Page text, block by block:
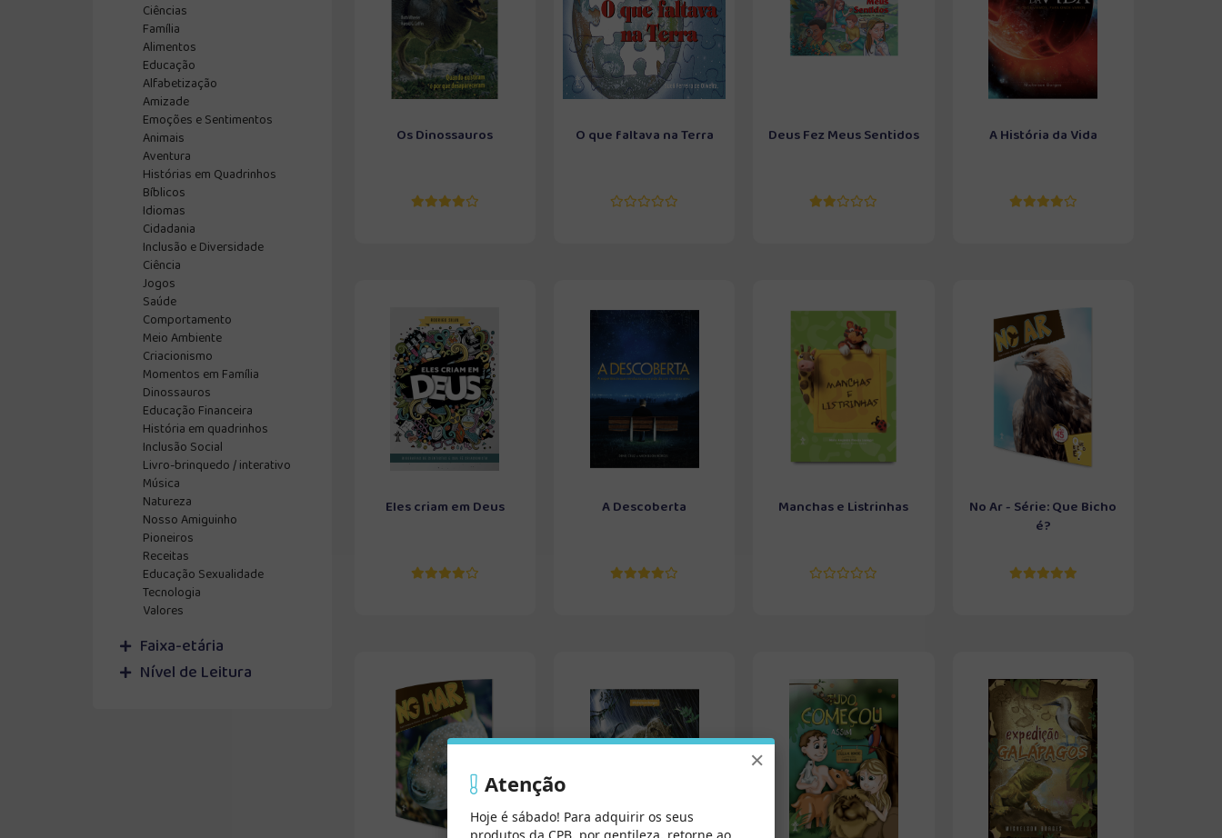
Ciências
Família
Alimentos
Educação
Alfabetização
Amizade
Emoções e Sentimentos
Animais
Aventura
Histórias em Quadrinhos
Bíblicos
Idiomas
Cidadania
Inclusão e Diversidade
Ciência
Jogos
Saúde
Comportamento
Meio Ambiente
Criacionismo
Momentos em Família
Dinossauros
Educação Financeira
História em quadrinhos
Inclusão Social
Livro-brinquedo / interativo
Música
Natureza
Nosso Amiguinho
Pioneiros
Receitas
Educação Sexualidade
Tecnologia
Valores
Faixa-etária
Nível de Leitura
Os Dinossauros O que faltava na Terra Deus Fez Meus Sentidos A História da Vida
Eles criam em Deus A Descoberta Manchas e Listrinhas
No Ar - Série: Que Bicho
é?
×
Atenção
Hoje é sábado! Para adquirir os seus